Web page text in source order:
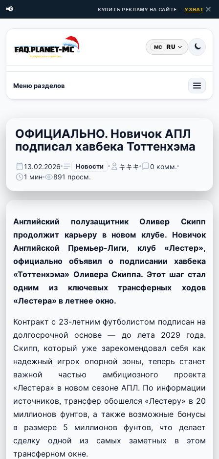
📢 КУПИТЬ РЕКЛАМУ НА САЙТЕ —УЗНАТЬ ✕
MC RU
Меню разделов
ОФИЦИАЛЬНО. Новичок АПЛ
подписал хавбека Тоттенхэма
13.02.2026 Новости キキキ
0 комм.
1 мин
891 просм.
Английский полузащитник Оливер Скипп
продолжит карьеру в новом клубе. Новичок
Английской Премьер-Лиги, клуб «Лестер»,
официально объявил о подписании хавбека
«Тоттенхэма» Оливера Скиппа. Этот шаг стал
одним из ключевых трансферных ходов
«Лестера» в летнее окно.
Контракт с 23-летним футболистом подписан на
долгосрочной основе — до лета 2029 года.
Скипп, который уже зарекомендовал себя как
надежный игрок опорной зоны, теперь станет
важной частью амбициозного проекта
«Лестера» в новом сезоне АПЛ. По информации
источников, трансфер обошелся «Лестеру» в 20
миллионов фунтов, а также возможные бонусы
в размере 5 миллионов фунтов, что делает
сделку одной из самых заметных в этом
трансферном окне.